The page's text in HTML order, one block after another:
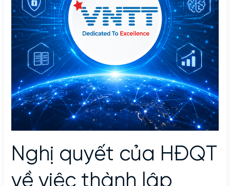
Nghị quyết của HĐQT
về việc thành lập